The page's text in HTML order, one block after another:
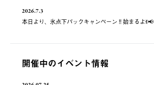
2026.7.3
本日より、氷点下パックキャンペーン‼️始まるよꉂ📢
開催中のイベント情報